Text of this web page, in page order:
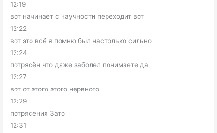
12:19
вот начинает с научности переходит вот
12:22
вот это всё я помню был настолько сильно
12:24
потрясён что даже заболел понимаете да
12:27
вот от этого этого нервного
12:29
потрясения Зато
12:31